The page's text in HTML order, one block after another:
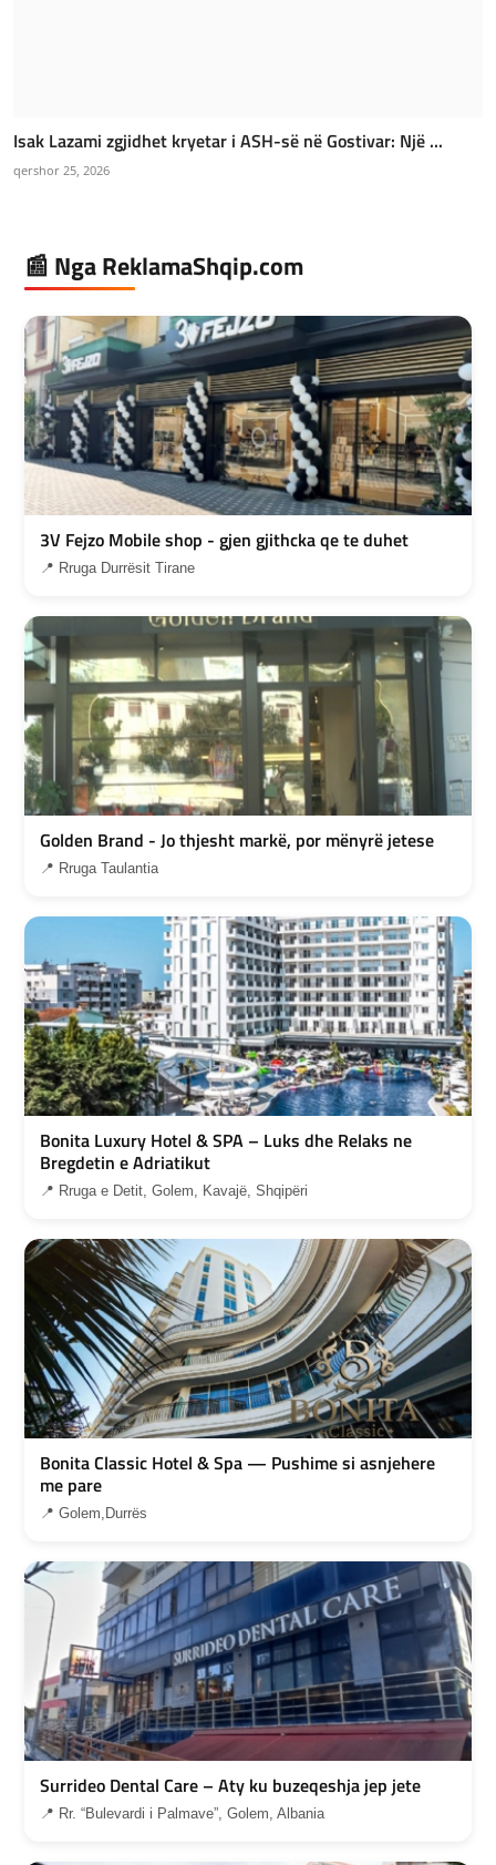
Isak Lazami zgjidhet kryetar i ASH-së në Gostivar: Një ...
qershor 25, 2026
📰 Nga ReklamaShqip.com
3V Fejzo Mobile shop - gjen gjithcka qe te duhet
📍 Rruga Durrësit Tirane
Golden Brand - Jo thjesht markë, por mënyrë jetese
📍 Rruga Taulantia
Bonita Luxury Hotel & SPA – Luks dhe Relaks ne
Bregdetin e Adriatikut
📍 Rruga e Detit, Golem, Kavajë, Shqipëri
Bonita Classic Hotel & Spa — Pushime si asnjehere
me pare
📍 Golem,Durrës
Surrideo Dental Care – Aty ku buzeqeshja jep jete
📍 Rr. “Bulevardi i Palmave”, Golem, Albania